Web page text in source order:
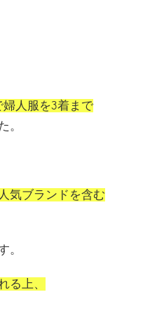
婦人服を3着まで
。
気ブランドを含む
。
る上、